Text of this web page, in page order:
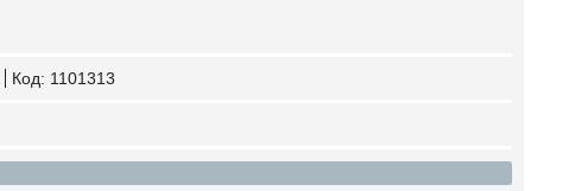
Код: 1101313